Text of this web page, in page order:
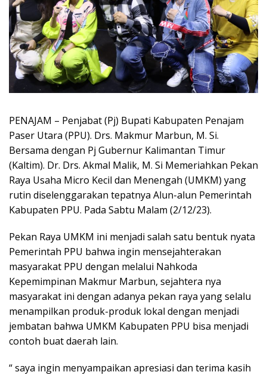
PENAJAM – Penjabat (Pj) Bupati Kabupaten Penajam
Paser Utara (PPU). Drs. Makmur Marbun, M. Si.
Bersama dengan Pj Gubernur Kalimantan Timur
(Kaltim). Dr. Drs. Akmal Malik, M. Si Memeriahkan Pekan
Raya Usaha Micro Kecil dan Menengah (UMKM) yang
rutin diselenggarakan tepatnya Alun-alun Pemerintah
Kabupaten PPU. Pada Sabtu Malam (2/12/23).
Pekan Raya UMKM ini menjadi salah satu bentuk nyata
Pemerintah PPU bahwa ingin mensejahterakan
masyarakat PPU dengan melalui Nahkoda
Kepemimpinan Makmur Marbun, sejahtera nya
masyarakat ini dengan adanya pekan raya yang selalu
menampilkan produk-produk lokal dengan menjadi
jembatan bahwa UMKM Kabupaten PPU bisa menjadi
contoh buat daerah lain.
“ saya ingin menyampaikan apresiasi dan terima kasih